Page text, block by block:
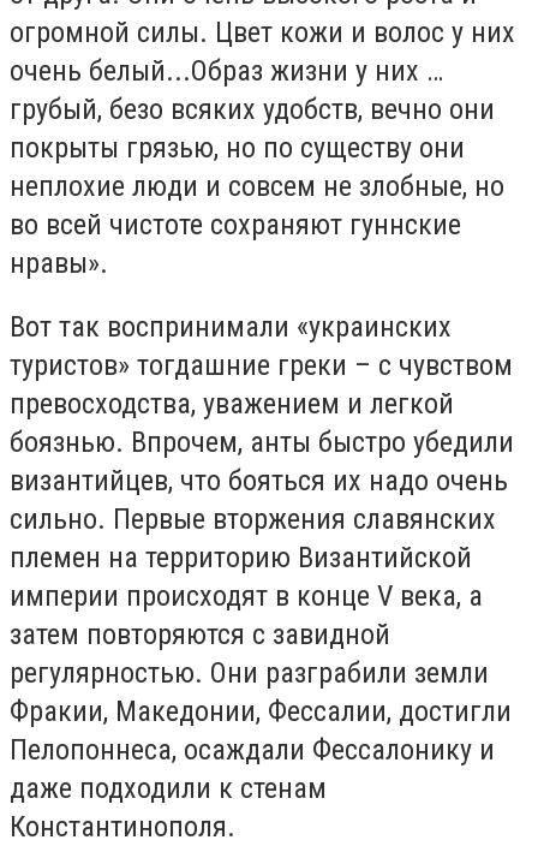
огромной силы. Цвет кожи и волос у них
очень белый...Образ жизни у них …
грубый, безо всяких удобств, вечно они
покрыты грязью, но по существу они
неплохие люди и совсем не злобные, но
во всей чистоте сохраняют гуннские
нравы».
Вот так воспринимали «украинских
туристов» тогдашние греки – с чувством
превосходства, уважением и легкой
боязнью. Впрочем, анты быстро убедили
византийцев, что бояться их надо очень
сильно. Первые вторжения славянских
племен на территорию Византийской
империи происходят в конце V века, а
затем повторяются с завидной
регулярностью. Они разграбили земли
Фракии, Македонии, Фессалии, достигли
Пелопоннеса, осаждали Фессалонику и
даже подходили к стенам
Константинополя.